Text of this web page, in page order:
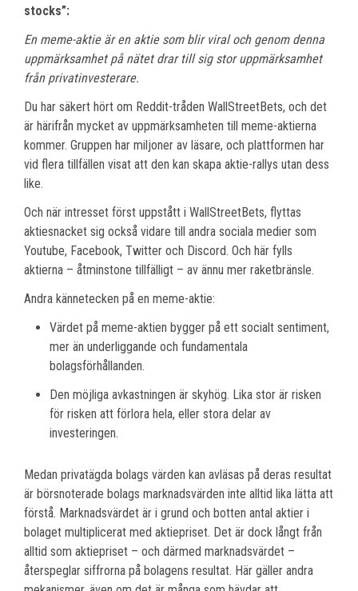
stocks”:
En meme-aktie är en aktie som blir viral och genom denna
uppmärksamhet på nätet drar till sig stor uppmärksamhet
från privatinvesterare.
Du har säkert hört om Reddit-tråden WallStreetBets, och det
är härifrån mycket av uppmärksamheten till meme-aktierna
kommer. Gruppen har miljoner av läsare, och plattformen har
vid flera tillfällen visat att den kan skapa aktie-rallys utan dess
like.
Och när intresset först uppstått i WallStreetBets, flyttas
aktiesnacket sig också vidare till andra sociala medier som
Youtube, Facebook, Twitter och Discord. Och här fylls
aktierna – åtminstone tillfälligt – av ännu mer raketbränsle.
Andra kännetecken på en meme-aktie:
Värdet på meme-aktien bygger på ett socialt sentiment,
mer än underliggande och fundamentala
bolagsförhållanden.
Den möjliga avkastningen är skyhög. Lika stor är risken
för risken att förlora hela, eller stora delar av
investeringen.
Medan privatägda bolags värden kan avläsas på deras resultat
är börsnoterade bolags marknadsvärden inte alltid lika lätta att
förstå. Marknadsvärdet är i grund och botten antal aktier i
bolaget multiplicerat med aktiepriset. Det är dock långt från
alltid som aktiepriset – och därmed marknadsvärdet –
återspeglar siffrorna på bolagens resultat. Här gäller andra